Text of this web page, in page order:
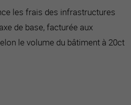
les frais des infrastructures
de base, facturée aux
le volume du bâtiment à 20ct